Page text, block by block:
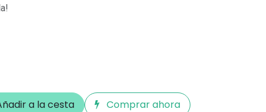
a la cesta Comprar ahora